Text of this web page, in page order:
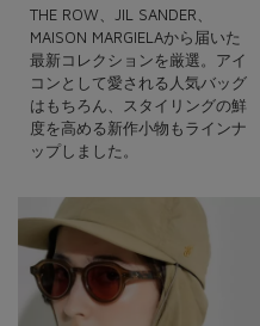
THE ROW、JIL SANDER、
MAISON MARGIELAから届いた
最新コレクションを厳選。アイ
コンとして愛される人気バッグ
はもちろん、スタイリングの鮮
度を高める新作小物もラインナ
ップしました。